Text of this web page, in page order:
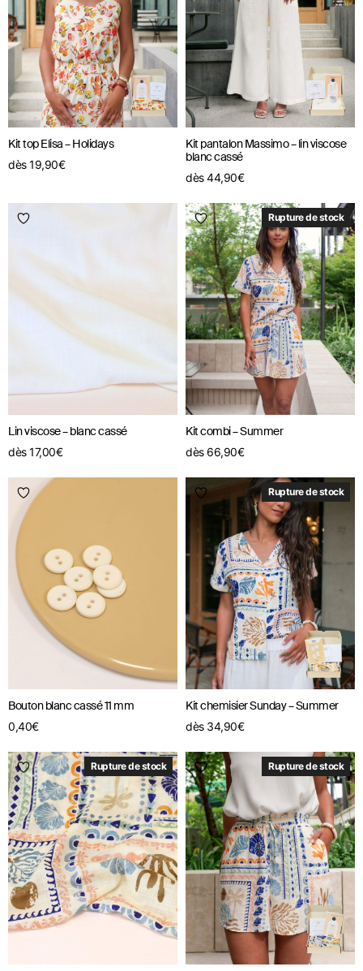
Kit top Elisa – Holidays
dès19,90€
Kit pantalon Massimo – lin viscose
blanc cassé
dès44,90€
Lin viscose – blanc cassé
dès17,00€
Rupture de stock
Kit combi – Summer
dès 66,90€
Bouton blanc cassé 11 mm
0,40€
Rupture de stock
Kit chemisier Sunday – Summer
dès 34,90€
Rupture de stock Rupture de stock